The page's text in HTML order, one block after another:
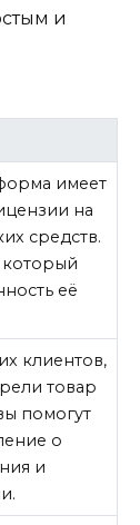
и
имеет
на
средств.
её
клиентов,
товар
помогут
о
и